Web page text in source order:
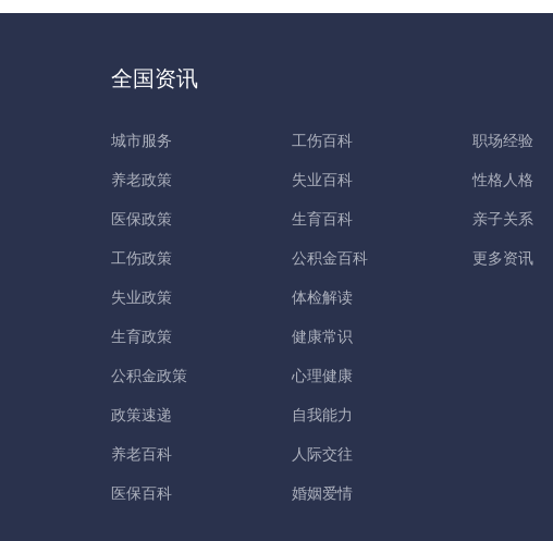
全国资讯
城市服务
养老政策
医保政策
工伤政策
失业政策
生育政策
公积金政策
政策速递
养老百科
医保百科
工伤百科
失业百科
生育百科
公积金百科
体检解读
健康常识
心理健康
自我能力
人际交往
婚姻爱情
职场经验
性格人格
亲子关系
更多资讯